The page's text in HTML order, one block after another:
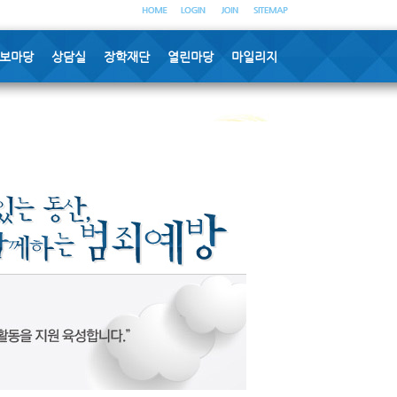
마당 상담실 장학재단 열린마당 마일리지